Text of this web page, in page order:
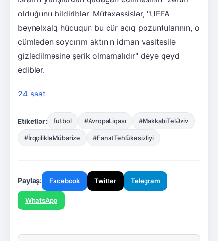
olduğunu bildiriblər. Mütəxəssislər, "UEFA
beynəlxalq hüququn bu cür açıq pozuntularının, o
cümlədən soyqırım aktının idman vasitəsilə
gizlədilməsinə şərik olmamalıdır" deyə qeyd
ediblər.
24 saat
Etiketlər: futbol #AvropaLiqası #MakkabiTelƏviv
#İrqçilikləMübarizə #FanatTəhlükəsizliyi
Paylaş: Facebook Twitter Telegram
WhatsApp